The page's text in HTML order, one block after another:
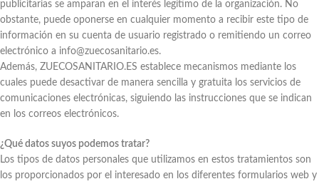
publicitarias se amparan en el interés legítimo de la organización. No
obstante, puede oponerse en cualquier momento a recibir este tipo de
información en su cuenta de usuario registrado o remitiendo un correo
electrónico a info@zuecosanitario.es.
Además, ZUECOSANITARIO.ES establece mecanismos mediante los
cuales puede desactivar de manera sencilla y gratuita los servicios de
comunicaciones electrónicas, siguiendo las instrucciones que se indican
en los correos electrónicos.
¿Qué datos suyos podemos tratar?
Los tipos de datos personales que utilizamos en estos tratamientos son
los proporcionados por el interesado en los diferentes formularios web y